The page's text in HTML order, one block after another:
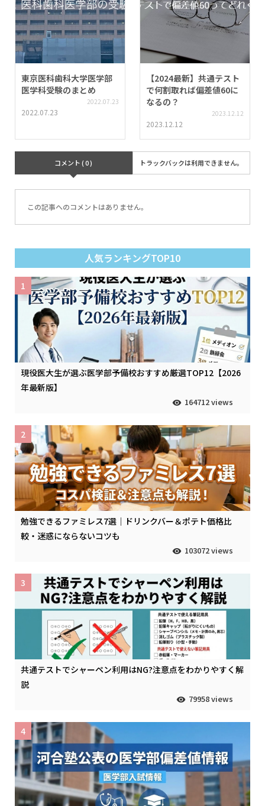
東京医科歯科大学医学部
医学科受験のまとめ
2022.07.23
2022.07.23
【2024最新】共通テスト
で何割取れば偏差値60に
なるの？
2023.12.12
2023.12.12
コメント ( 0 ) トラックバックは利用できません。
この記事へのコメントはありません。
人気ランキングTOP10
現役医大生が選ぶ医学部予備校おすすめ厳選TOP12【2026
年最新版】
164712 views
1
勉強できるファミレス7選｜ドリンクバー＆ポテト価格比
較・迷惑にならないコツも
103072 views
2
共通テストでシャーペン利用はNG?注意点をわかりやすく解
説
79958 views
3
4